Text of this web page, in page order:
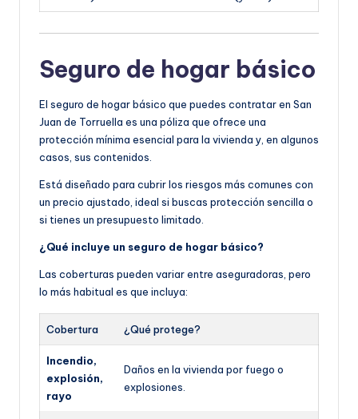
Seguro de hogar básico
El seguro de hogar básico que puedes contratar en San
Juan de Torruella es una póliza que ofrece una
protección mínima esencial para la vivienda y, en algunos
casos, sus contenidos.
Está diseñado para cubrir los riesgos más comunes con
un precio ajustado, ideal si buscas protección sencilla o
si tienes un presupuesto limitado.
¿Qué incluye un seguro de hogar básico?
Las coberturas pueden variar entre aseguradoras, pero
lo más habitual es que incluya:
Cobertura ¿Qué protege?
Incendio,
explosión,
rayo
Daños en la vivienda por fuego o
explosiones.